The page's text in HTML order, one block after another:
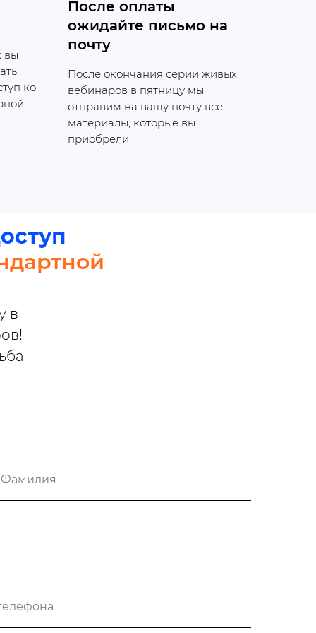
вы
ко
После оплаты
ожидайте письмо на
почту
После окончания серии живых
вебинаров в пятницу мы
отправим на вашу почту все
материалы, которые вы
приобрели.
в